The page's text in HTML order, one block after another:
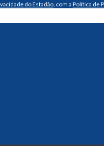
do Estadão, com a Política de